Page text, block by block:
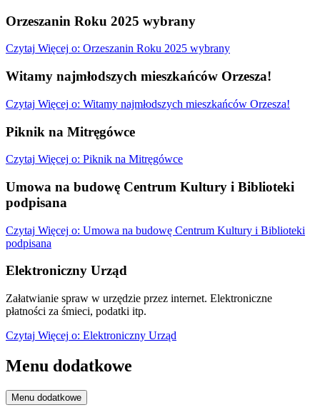
Orzeszanin Roku 2025 wybrany
Czytaj Więcej o: Orzeszanin Roku 2025 wybrany
Witamy najmłodszych mieszkańców Orzesza!
Czytaj Więcej o: Witamy najmłodszych mieszkańców Orzesza!
Piknik na Mitręgówce
Czytaj Więcej o: Piknik na Mitręgówce
Umowa na budowę Centrum Kultury i Biblioteki
podpisana
Czytaj Więcej o: Umowa na budowę Centrum Kultury i Biblioteki
podpisana
Elektroniczny Urząd
Załatwianie spraw w urzędzie przez internet. Elektroniczne
płatności za śmieci, podatki itp.
Czytaj Więcej o: Elektroniczny Urząd
Menu dodatkowe
Menu dodatkowe